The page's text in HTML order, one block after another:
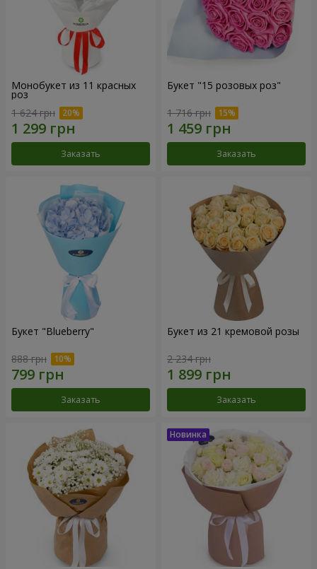
Монобукет из 11 красных
роз
1 624 грн
Заказать
Букет "15 розовых роз"
1 716 грн
Заказать
Букет "Blueberry"
888 грн
Заказать
Букет из 21 кремовой розы
2 234 грн
Заказать